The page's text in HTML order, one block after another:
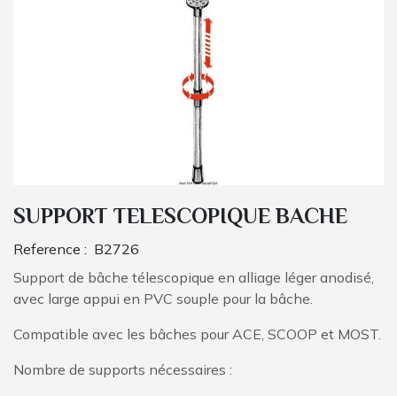
SUPPORT TELESCOPIQUE BACHE
Reference : B2726
Support de bâche télescopique en alliage léger anodisé,
avec large appui en PVC souple pour la bâche.
Compatible avec les bâches pour ACE, SCOOP et MOST.
Nombre de supports nécessaires :